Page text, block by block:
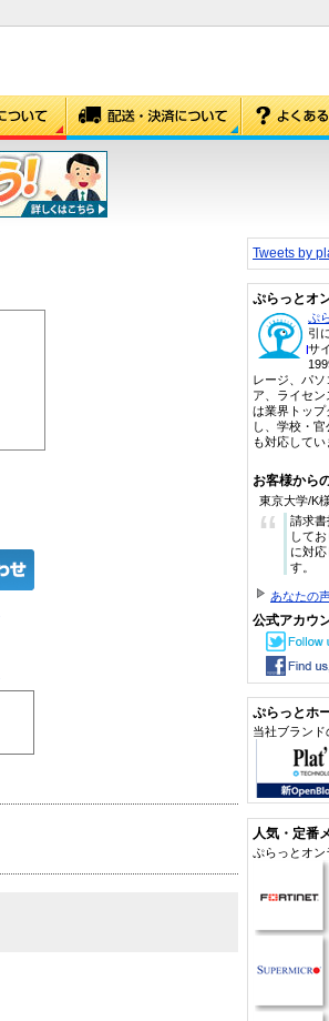
Tweets by
ぷらっとオ
ぷ
引
サ
レージ、パ
ア、ライセ
は業界トップ
し、学校・
も対応してい
お客様から
東京大学/K
“
請求
して
に対
す。
あなたの
公式アカウ
ぷらっとホ
当社ブラン
人気・定番
ぷらっとオン